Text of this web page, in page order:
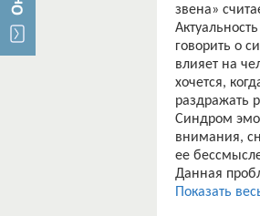
звена»
говорить о
влияет на
хочется,
раздражать
Синдром
внимания,
ее
Данная
ученых в
Показать